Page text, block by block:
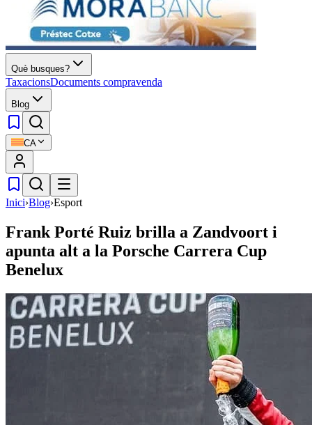
Què busques?
TaxacionsDocuments compravenda
Blog
CA
Inici›Blog›Esport
Frank Porté Ruiz brilla a Zandvoort i
apunta alt a la Porsche Carrera Cup
Benelux